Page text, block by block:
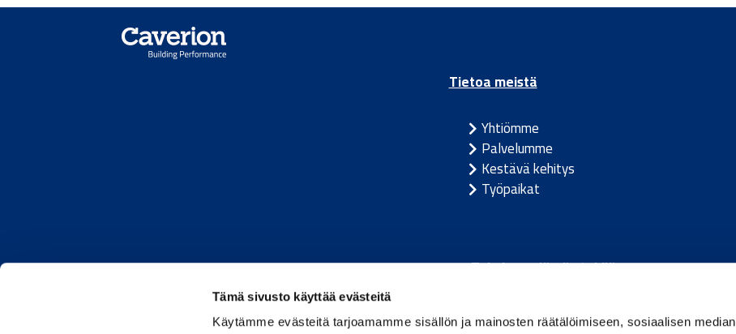
Tämä sivusto käyttää evästeitä
Käytämme evästeitä tarjoamamme sisällön ja mainosten räätälöimiseen, sosiaalisen median
Tietoa meistä
Yhtiömme
Palvelumme
Kestävä kehitys
Työpaikat
Toimivan elämän tekijä.
Caverion.com/Itävalta